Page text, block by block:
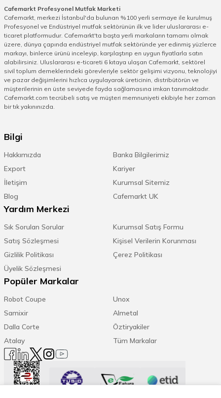
Cafemarkt Profesyonel Mutfak Marketi
Cafemarkt, merkezi İstanbul'da bulunan %100 yerli sermaye ile kurulmuş
Profesyonel ve Endüstriyel mutfak sektörünün ilk ve lider uluslararası e-
ticaret platformudur. Cafemarkt'ta başta yerli markaların tamamı olmak
üzere, dünya çapında endüstriyel mutfak sektöründe yer edinmiş yüzlerce
markayı, binlerce ürünü inceleyip, karşılaştırıp en uygun fiyatlarla satın
alabilirsiniz. Uluslararası e-ticareti 6 kıtaya ulaşan Cafemarkt, sektörel
sivil toplum derneklerindeki görevleriyle sektör gelişimi vizyonu, teknolojiyi
ve pazar değişimlerini hızlıca uygulayarak üreticinin, distribütörün ve
müşterilerinin en üste seviyede fayda sağlamasına imkan tanımaktadır.
Cafemarkt.com tecrübeli satış ve müşteri memnuniyeti ekibiyle her zaman
bir tık yakınınızda.
Bilgi
Hakkımızda
Banka Bilgilerimiz
Export
Kariyer
İletişim
Kurumsal Sitemiz
Blog
Cafemarkt UK
Yardım Merkezi
Sık Sorulan Sorular
Kurumsal Satış Formu
Satış Sözleşmesi
Kişisel Verilerin Korunması
Gizlilik Politikası
Çerez Politikası
Üyelik Sözleşmesi
Popüler Markalar
Robot Coupe
Unox
Samixir
Almetal
Dalla Corte
Öztiryakiler
Atalay
Tüm Markalar